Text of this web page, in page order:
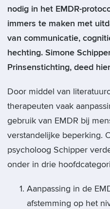
nodig in het EMDR-
immers te maken met
van communicatie,
hechting. Simone
Prinsenstichting, deed
Door middel van
therapeuten vaak
gebruik van EMDR bij
verstandelijke beperking.
psycholoog Schipper
onder in drie
Aanpassing in de
afstemming op het